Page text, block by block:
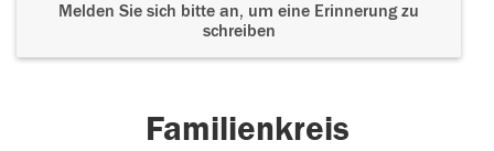
Melden Sie sich bitte an, um eine Erinnerung zu
schreiben
Familienkreis